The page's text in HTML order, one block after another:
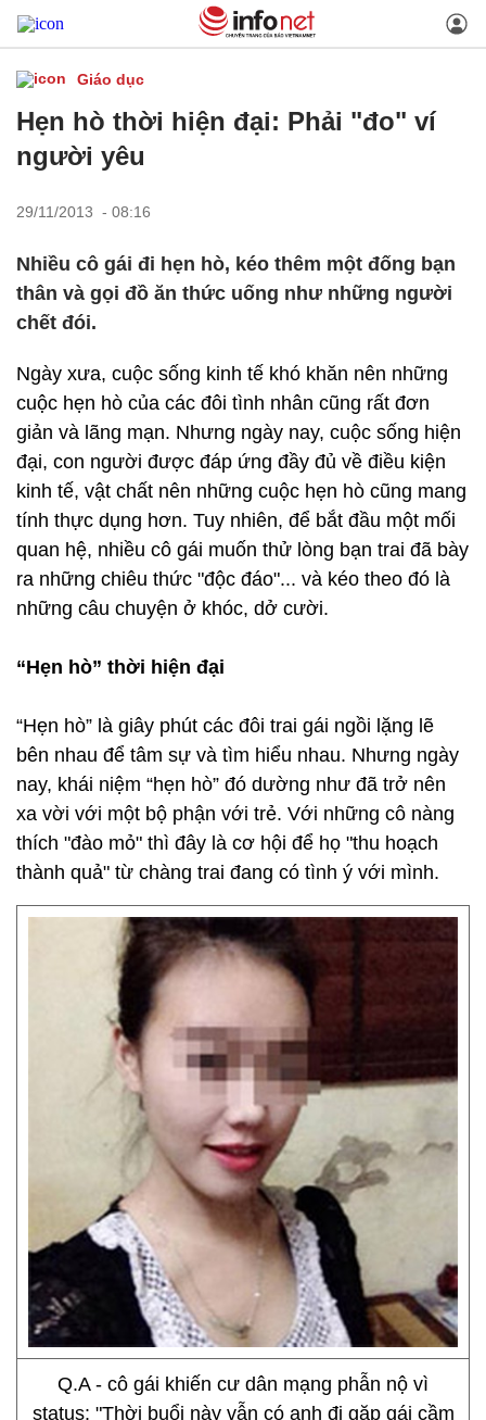
Giáo dục
Hẹn hò thời hiện đại: Phải "đo" ví
người yêu
29/11/2013 - 08:16
Nhiều cô gái đi hẹn hò, kéo thêm một đống bạn
thân và gọi đồ ăn thức uống như những người
chết đói.
Ngày xưa, cuộc sống kinh tế khó khăn nên những
cuộc hẹn hò của các đôi tình nhân cũng rất đơn
giản và lãng mạn. Nhưng ngày nay, cuộc sống hiện
đại, con người được đáp ứng đầy đủ về điều kiện
kinh tế, vật chất nên những cuộc hẹn hò cũng mang
tính thực dụng hơn. Tuy nhiên, để bắt đầu một mối
quan hệ, nhiều cô gái muốn thử lòng bạn trai đã bày
ra những chiêu thức "độc đáo"... và kéo theo đó là
những câu chuyện ở khóc, dở cười.
“Hẹn hò” thời hiện đại
“Hẹn hò” là giây phút các đôi trai gái ngồi lặng lẽ
bên nhau để tâm sự và tìm hiểu nhau. Nhưng ngày
nay, khái niệm “hẹn hò” đó dường như đã trở nên
xa vời với một bộ phận với trẻ. Với những cô nàng
thích "đào mỏ" thì đây là cơ hội để họ "thu hoạch
thành quả" từ chàng trai đang có tình ý với mình.
Q.A - cô gái khiến cư dân mạng phẫn nộ vì
status: "Thời buổi này vẫn có anh đi gặp gái cầm